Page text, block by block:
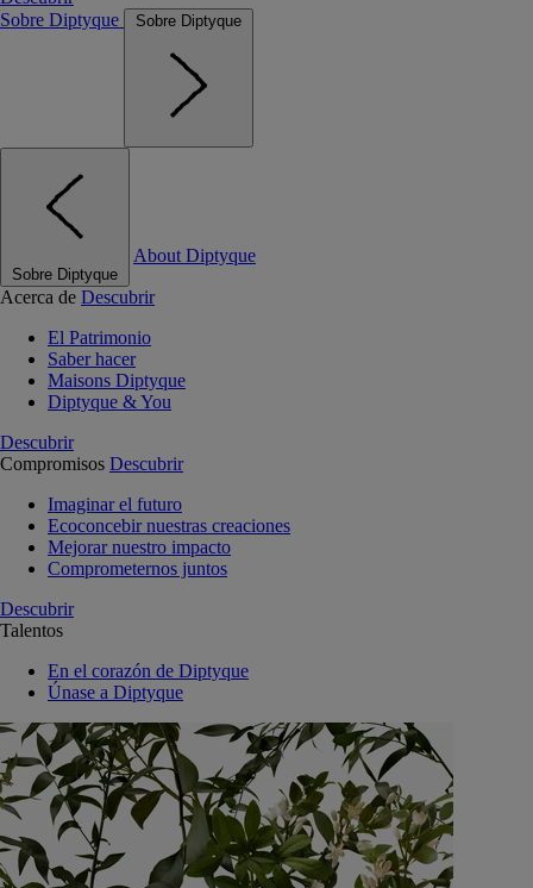
Sobre Diptyque
Sobre Diptyque
Sobre Diptyque
About Diptyque
Acerca de Descubrir
El Patrimonio
Saber hacer
Maisons Diptyque
Diptyque & You
Descubrir
Compromisos Descubrir
Imaginar el futuro
Ecoconcebir nuestras creaciones
Mejorar nuestro impacto
Comprometernos juntos
Descubrir
Talentos
En el corazón de Diptyque
Únase a Diptyque